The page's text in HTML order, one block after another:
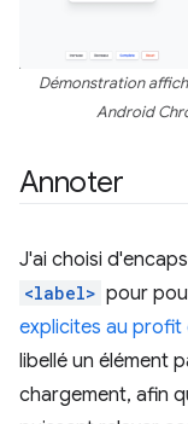
Démonstration
Android
Annoter
J'ai choisi
<label> pour
explicites au profit
libellé un élément
chargement, afin